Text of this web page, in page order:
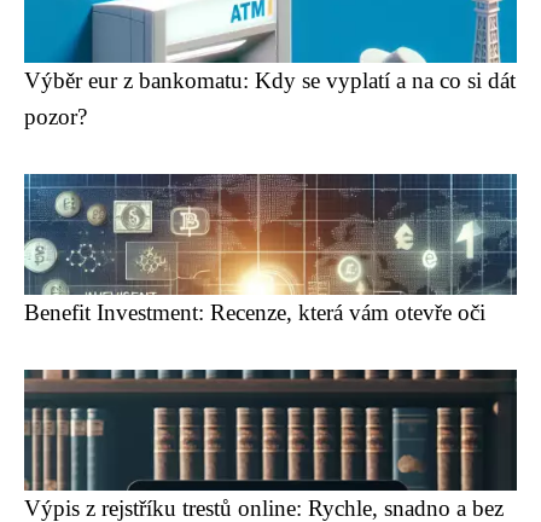
Výběr eur z bankomatu: Kdy se vyplatí a na co si dát
pozor?
Benefit Investment: Recenze, která vám otevře oči
Výpis z rejstříku trestů online: Rychle, snadno a bez